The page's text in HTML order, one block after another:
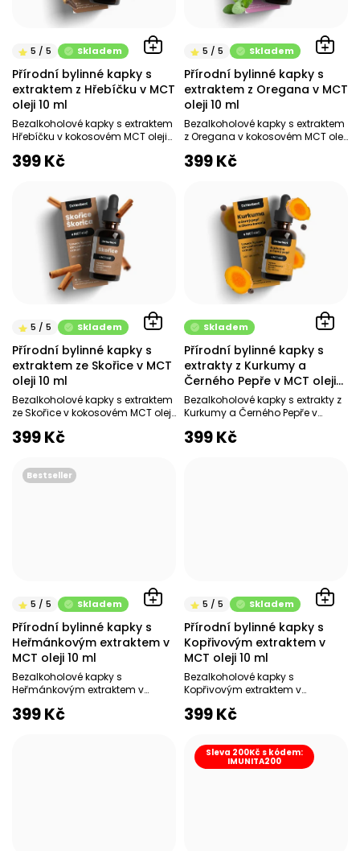
u
k
t
ů
Přírodní bylinné kapky s
extraktem z Hřebíčku v MCT
oleji 10 ml
Skladem
399 Kč
Bezalkoholové kapky s extraktem
Hřebíčku v kokosovém MCT oleji
kardiovaskulární systém...
Přírodní bylinné kapky s
extraktem z Oregana v MCT
oleji 10 ml
Skladem
399 Kč
Bezalkoholové kapky s extraktem
z Oregana v kokosovém MCT oleji
kardiovaskulárního systému -...
Přírodní bylinné kapky s
extraktem ze Skořice v MCT
oleji 10 ml
Skladem
399 Kč
Bezalkoholové kapky s extraktem
ze Skořice v kokosovém MCT oleji
Podpora chuti...
Přírodní bylinné kapky s
extrakty z Kurkumy a
Černého Pepře v MCT oleji
10 ml
Skladem
399 Kč
Bezalkoholové kapky s extrakty z
Kurkumy a Černého Pepře v
přírodní Bez alkoholu...
Bestseller
Přírodní bylinné kapky s
Heřmánkovým extraktem v
MCT oleji 10 ml
Skladem
399 Kč
Bezalkoholové kapky s
Heřmánkovým extraktem v
přírodní Bez alkoholu Tradiční
Přírodní bylinné kapky s
Kopřivovým extraktem v
MCT oleji 10 ml
Skladem
399 Kč
Bezalkoholové kapky s
Kopřivovým extraktem v
doporučuje Přírodní podpora...
Sleva 200Kč s kódem:
IMUNITA200